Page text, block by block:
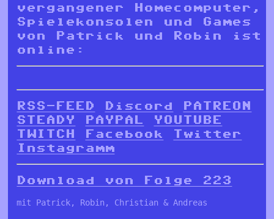
vergangener Homecomputer,
Spielekonsolen und Games
von Patrick und Robin ist
online:
RSS-FEED Discord
PATREON
STEADY
PAYPAL
YOUTUBE
TWITCH
Facebook
Twitter
Instagramm
Download von Folge 223
mit Patrick, Robin, Christian & Andreas